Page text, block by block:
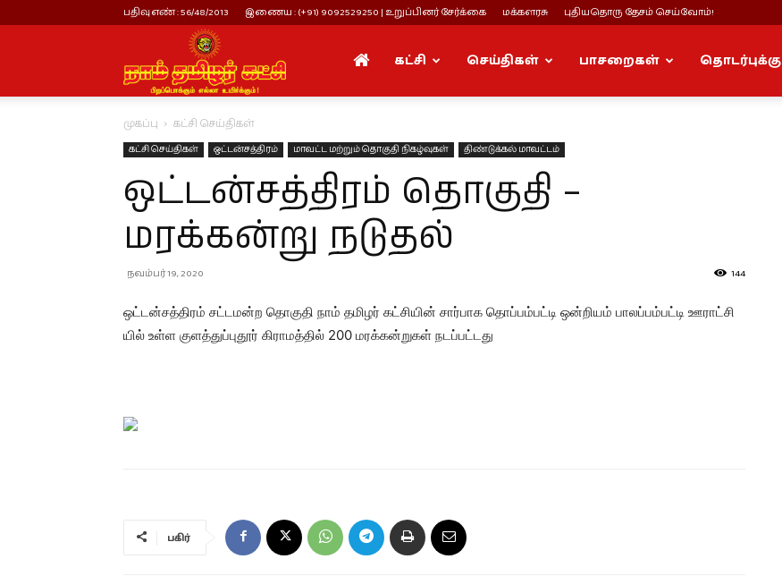
பதிவு எண் : 56/48/2013 இணைய : (+91) 9092529250 | உறுப்பினர் சேர்க்கை மக்களரசு புதியதொரு தேசம் செய்வோம்!
நாம்
கட்சி
கட்சி செய்திகள் பாசறைகள் தொடர்புக்கு
முகப்பு கட்சி செய்திகள்
கட்சி செய்திகள் ஒட்டன்சத்திரம் மாவட்ட மற்றும் தொகுதி நிகழ்வுகள் திண்டுக்கல் மாவட்டம்
ஒட்டன்சத்திரம் தொகுதி –
மரக்கன்று நடுதல்
நவம்பர் 19, 2020 144
ஒட்டன்சத்திரம் சட்டமன்ற தொகுதி நாம் தமிழர் கட்சியின் சார்பாக தொப்பம்பட்டி ஒன்றியம் பாலப்பம்பட்டி ஊராட்சி
யில் உள்ள குளத்துப்புதூர் கிராமத்தில் 200 மரக்கன்றுகள் நடப்பட்டது
பகிர்